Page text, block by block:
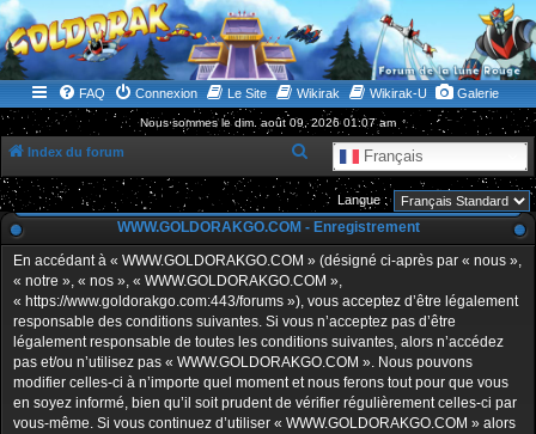
WWW.GOLDORAKGO.COM
le site de la Lune Rouge
FAQ Connexion Le Site Wikirak Wikirak-U Galerie
Nous sommes le dim. août 09, 2026 01:07 am
Index du forum Français
e
c
h
e
c
h
e
r
Langue :
WWW.GOLDORAKGO.COM - Enregistrement
En accédant à « WWW.GOLDORAKGO.COM » (désigné ci-après par « nous »,
« notre », « nos », « WWW.GOLDORAKGO.COM »,
« https://www.goldorakgo.com:443/forums »), vous acceptez d’être légalement
responsable des conditions suivantes. Si vous n’acceptez pas d’être
légalement responsable de toutes les conditions suivantes, alors n’accédez
pas et/ou n’utilisez pas « WWW.GOLDORAKGO.COM ». Nous pouvons
modifier celles-ci à n’importe quel moment et nous ferons tout pour que vous
en soyez informé, bien qu’il soit prudent de vérifier régulièrement celles-ci par
vous-même. Si vous continuez d’utiliser « WWW.GOLDORAKGO.COM » alors